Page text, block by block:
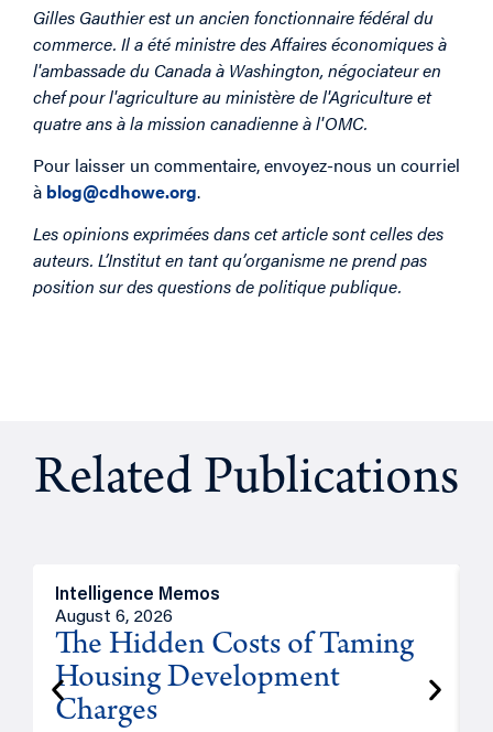
Gilles Gauthier est un ancien fonctionnaire fédéral du
commerce. Il a été ministre des Affaires économiques à
l'ambassade du Canada à Washington, négociateur en
chef pour l'agriculture au ministère de l'Agriculture et
quatre ans à la mission canadienne à l'OMC.
Pour laisser un commentaire, envoyez-nous un courriel
à blog@cdhowe.org.
Les opinions exprimées dans cet article sont celles des
auteurs. L’Institut en tant qu’organisme ne prend pas
position sur des questions de politique publique.
Related Publications
Intelligence Memos
August 6, 2026
The Hidden Costs of Taming
Housing Development
Charges